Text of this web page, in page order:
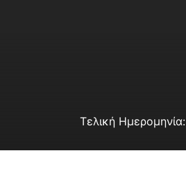
Τελική Ημερομηνία: